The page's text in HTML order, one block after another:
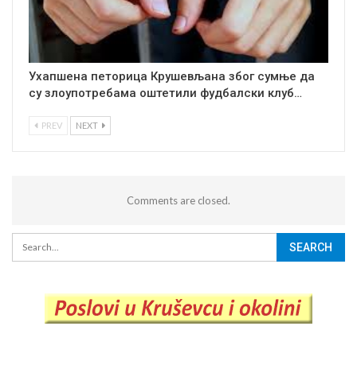
Ухапшена петорица Крушевљана због сумње да
су злоупотребама оштетили фудбалски клуб…
PREV NEXT
Comments are closed.